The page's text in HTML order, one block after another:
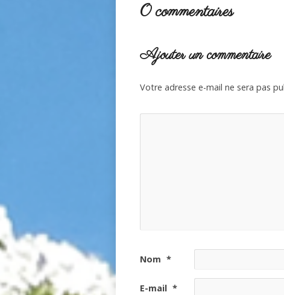
0 commentaires
Ajouter un commentaire
Votre adresse e-mail ne sera pas
Nom *
E-mail *